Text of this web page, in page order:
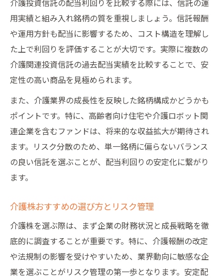
用実績と組み入れ銘柄の質を重視しましょう。信託報酬
や運用方針も配当に影響するため、コスト構造を理解し
た上で利回りを評価することが大切です。実際に複数の
介護関連投資信託の過去配当実績を比較することで、安
定性の高い商品を見極められます。
また、介護業界の成長性を反映した銘柄構成かどうかも
ポイントです。特に、高齢者向け住宅や介護ロボット関
連企業を含むファンドは、将来的な収益拡大が期待され
ます。リスク分散のため、単一銘柄に偏らないバランス
の良い信託を選ぶことが、配当利回りの安定化に繋がり
ます。
介護株おすすめの選び方とリスク管理
介護株を選ぶ際は、まず企業の財務状況と成長戦略を徹
底的に調査することが重要です。特に、介護報酬の改定
や法規制の影響を受けやすいため、業界動向に敏感な企
業を選ぶことがリスク管理の第一歩となります。安定配